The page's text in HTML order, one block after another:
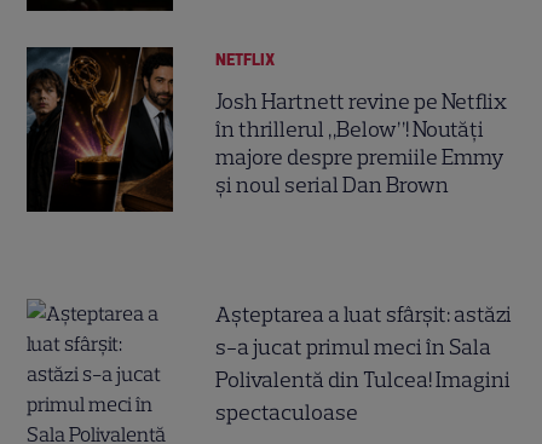
NETFLIX
Josh Hartnett revine pe Netflix
în thrillerul „Below”! Noutăți
majore despre premiile Emmy
și noul serial Dan Brown
Așteptarea a luat sfârșit: astăzi
s-a jucat primul meci în Sala
Polivalentă din Tulcea! Imagini
spectaculoase